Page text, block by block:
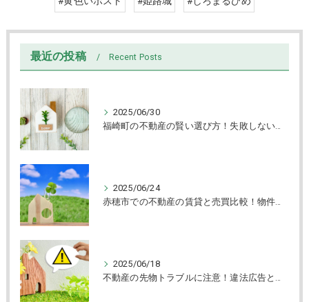
最近の投稿 Recent Posts
2025/06/30
2025/06/24
2025/06/18